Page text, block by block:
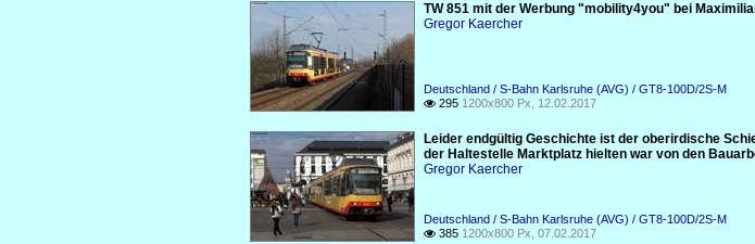
TW 851 mit der Werbung "mobility4you" bei
Gregor Kaercher
Deutschland / S-Bahn Karlsruhe (AVG) / GT8-100D/2S-M
 295 1200x800 Px, 12.02.2017
Leider endgültig Geschichte ist der oberirdische
der Haltestelle Marktplatz hielten war von den
Gregor Kaercher
Deutschland / S-Bahn Karlsruhe (AVG) / GT8-100D/2S-M
 385 1200x800 Px, 07.02.2017